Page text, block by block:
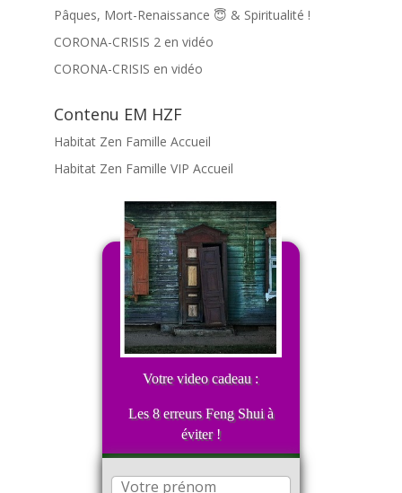
Pâques, Mort-Renaissance 😇 & Spiritualité !
CORONA-CRISIS 2 en vidéo
CORONA-CRISIS en vidéo
Contenu EM HZF
Habitat Zen Famille Accueil
Habitat Zen Famille VIP Accueil
Votre video cadeau :
Les 8 erreurs Feng Shui à
éviter !